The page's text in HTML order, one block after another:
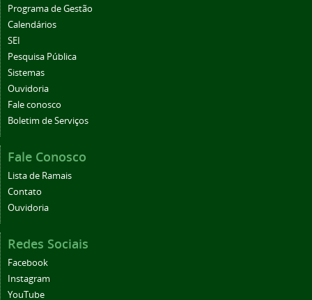
Programa de Gestão
Calendários
SEI
Pesquisa Pública
Sistemas
Ouvidoria
Fale conosco
Boletim de Serviços
Fale Conosco
Lista de Ramais
Contato
Ouvidoria
Redes Sociais
Facebook
Instagram
YouTube